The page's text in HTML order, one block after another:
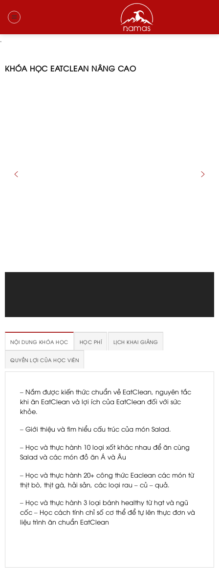
content
.
KHÓA HỌC EATCLEAN NÂNG CAO
NỘI DUNG KHÓA HỌC HỌC PHÍ LỊCH KHAI GIẢNG
QUYỀN LỢI CỦA HỌC VIÊN
– Nắm được kiến thức chuẩn về EatClean, nguyên tắc
khi ăn EatClean và lợi ích của EatClean đối với sức
khỏe.
– Giới thiệu và tìm hiểu cấu trúc của món Salad.
– Học và thực hành 10 loại xốt khác nhau để ăn cùng
Salad và các món đồ ăn Á và Âu
– Học và thực hành 20+ công thức Eaclean các món từ
thịt bò, thịt gà, hải sản, các loại rau – củ – quả.
– Học và thực hành 3 loại bánh healthy từ hạt và ngũ
cốc – Học cách tính chỉ số cơ thể để tự lên thực đơn và
liệu trình ăn chuẩn EatClean